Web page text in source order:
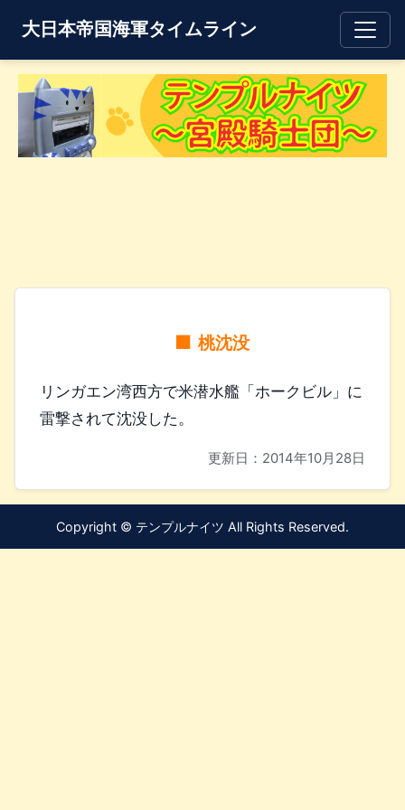
大日本帝国海軍タイムライン
桃沈没
リンガエン湾西方で米潜水艦「ホークビル」に
雷撃されて沈没した。
更新日： 2014年10月28日
Copyright © テンプルナイツ All Rights Reserved.